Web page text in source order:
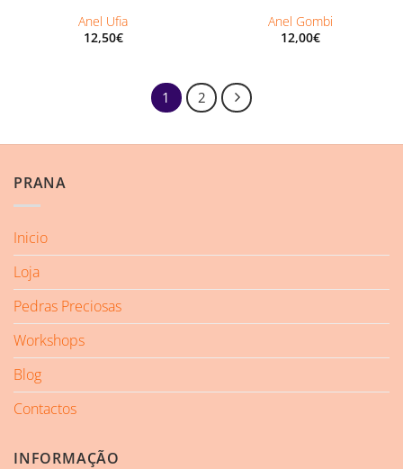
Anel Ufia
12,50€
Anel Gombi
12,00€
1 2
PRANA
Inicio
Loja
Pedras Preciosas
Workshops
Blog
Contactos
INFORMAÇÃO